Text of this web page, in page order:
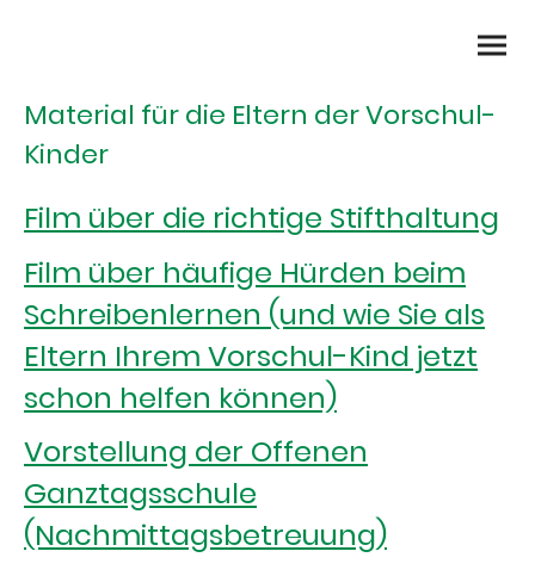
Material für die Eltern der Vorschul-
Kinder
Film über die richtige Stifthaltung
Film über häufige Hürden beim
Schreibenlernen (und wie Sie als
Eltern Ihrem Vorschul-Kind jetzt
schon helfen können)
Vorstellung der Offenen
Ganztagsschule
(Nachmittagsbetreuung)